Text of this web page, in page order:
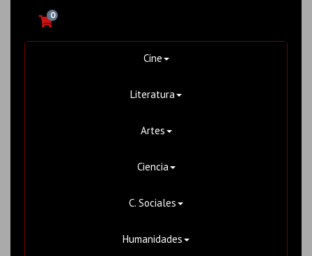
0
Cine
Literatura
Artes
Ciencia
C. Sociales
Humanidades